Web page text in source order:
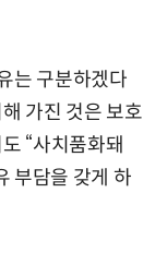
는 구분하겠다
가진 것은 보호
“사치품화돼
부담을 갖게 하